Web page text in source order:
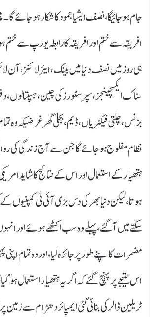
جام ہو جائیگا، نصف ایشیا جمود کا شکار ہو جائے
افریقہ سے ختم اور افریقہ کا رابطہ یورپ سے
ہی روز میں نصف دنیا میں بینک، ایئر لائنز، آن
سٹاک ایکسچینجز، سپر سٹورز کی چین، ہسپتالوں،
بزنس، چلتی فیکٹریاں، ڈیم، بجلی گھر غرضیکہ وہ
نظام مفلوج ہوجائے گا جن سے آج زندگی کی
ہتھیار کے استعمال اور اس کے نتائج کا شاید
ہوتا، لیکن دنیا بھر کی دس بڑی آئی ٹی کمپنیوں
سکتے میں آ گئے، پہلے وہ سب اکٹھے ہوئے اور
مضمرات کا اپنے طور پر جائزہ لیا، اور وہ تمام
اس نتیجے پر پہنچ گئے کہ اگر یہ ہتھیار استعمال ہو
ٹریلین ڈالر کی بنائی گئی ایمپائر دھڑام سے